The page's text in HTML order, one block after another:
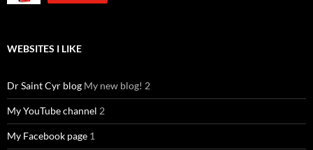
WEBSITES I LIKE
Dr Saint Cyr blog My new blog! 2
My YouTube channel 2
My Facebook page 1